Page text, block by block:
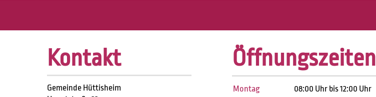
Kontakt
Gemeinde Hüttisheim
Öffnungszeiten
Montag 08:00 Uhr bis 12:00 Uhr